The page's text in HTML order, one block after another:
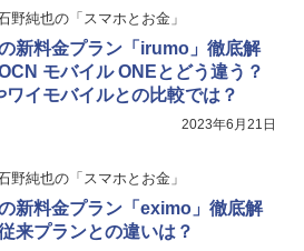
野純也の「スマホとお金」
の新料金プラン「irumo」徹底解
モバイル ONEとどう違う？
イモバイルとの比較では？
2023年6月21日
野純也の「スマホとお金」
の新料金プラン「eximo」徹底解
来プランとの違いは？